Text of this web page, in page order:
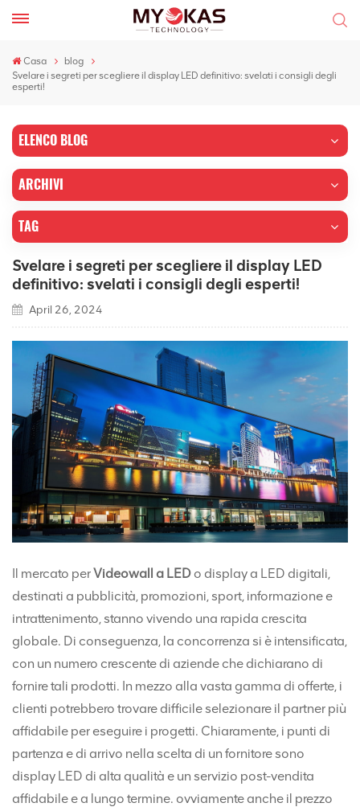
Casa
blog
Svelare i segreti per scegliere il display LED definitivo: svelati i consigli degli
esperti!
ELENCO BLOG
ARCHIVI
TAG
Svelare i segreti per scegliere il display LED
definitivo: svelati i consigli degli esperti!
April 26, 2024
Il mercato perVideowall a LED o display a LED digitali,
destinati a pubblicità, promozioni, sport, informazione e
intrattenimento, stanno vivendo una rapida crescita
globale. Di conseguenza, la concorrenza si è intensificata,
con un numero crescente di aziende che dichiarano di
fornire tali prodotti. In mezzo alla vasta gamma di offerte, i
clienti potrebbero trovare difficile selezionare il partner più
affidabile per eseguire i progetti. Chiaramente, i punti di
partenza e di arrivo nella scelta di un fornitore sono
display LED di alta qualità e un servizio post-vendita
affidabile e a lungo termine. ovviamente anche il prezzo